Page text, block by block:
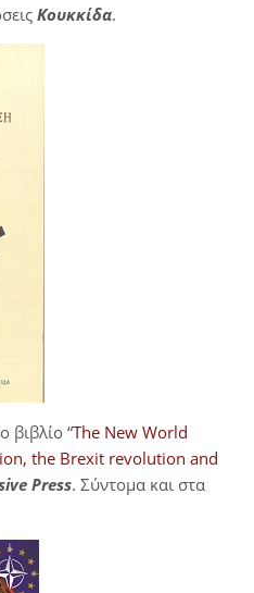
Κουκκίδα.
βιβλίο “The New World
the Brexit revolution and
Press. Σύντομα και στα